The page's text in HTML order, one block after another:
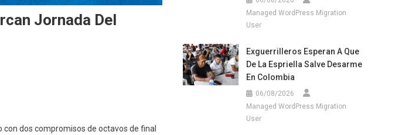
Jornada Del
dos compromisos de octavos de final
Managed WordPress Migration
User
Exguerrilleros Esperan A Que
De La Espriella Salve Desarme
En Colombia
06/08/2026
Managed WordPress Migration
User